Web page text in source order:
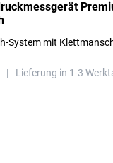
System mit
| Lieferung in 1-3